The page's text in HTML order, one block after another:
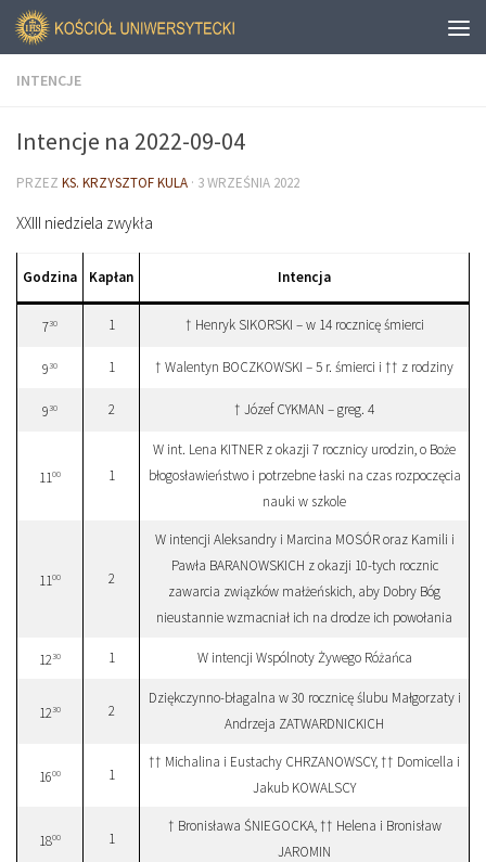
INTENCJE
Intencje na 2022-09-04
PRZEZ KS. KRZYSZTOF KULA · 3 WRZEŚNIA 2022
XXIII niedziela zwykła
Godzina Kapłan Intencja
730 1 † Henryk SIKORSKI – w 14 rocznicę śmierci
930 1 † Walentyn BOCZKOWSKI – 5 r. śmierci i †† z rodziny
930 2 † Józef CYKMAN – greg. 4
1100 1
W int. Lena KITNER z okazji 7 rocznicy urodzin, o Boże
błogosławieństwo i potrzebne łaski na czas rozpoczęcia
nauki w szkole
1100 2
W intencji Aleksandry i Marcina MOSÓR oraz Kamili i
Pawła BARANOWSKICH z okazji 10-tych rocznic
zawarcia związków małżeńskich, aby Dobry Bóg
nieustannie wzmacniał ich na drodze ich powołania
1230 1 W intencji Wspólnoty Żywego Różańca
1230 2
Dziękczynno-błagalna w 30 rocznicę ślubu Małgorzaty i
Andrzeja ZATWARDNICKICH
1600 1
†† Michalina i Eustachy CHRZANOWSCY, †† Domicella i
Jakub KOWALSCY
1800 1
† Bronisława ŚNIEGOCKA, †† Helena i Bronisław
JAROMIN